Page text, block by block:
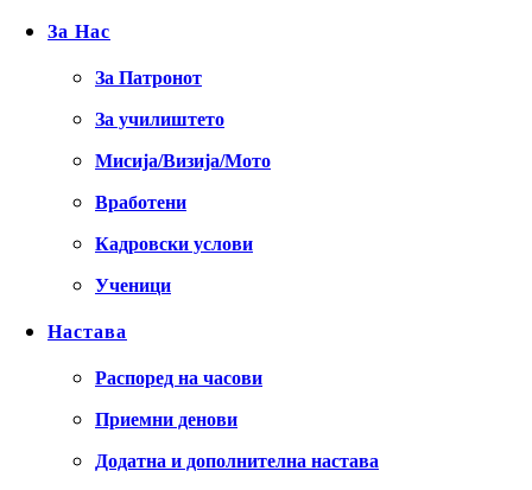
За Нас
За Патронот
За училиштето
Мисија/Визија/Мото
Вработени
Кадровски услови
Ученици
Настава
Распоред на часови
Приемни денови
Додатна и дополнителна настава